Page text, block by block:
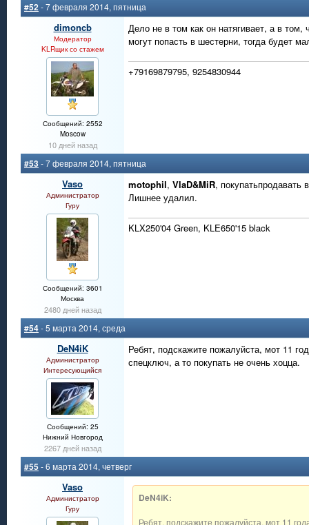
#52- 7 февраля 2014, пятница
dimoncb
Модератор
KLRщик со стажем
Сообщений: 2552
Moscow
10 дней назад
Дело не в том как он натягивает, а в
могут попасть в шестерни, тогда будет
+79169879795, 9254830944
#53- 7 февраля 2014, пятница
Vaso
Администратор
Гуру
Сообщений: 3601
Москва
2480 дней назад
motophil, VlaD&MiR, покупатьпродавать
Лишнее удалил.
KLX250'04 Green, KLE650'15 black
#54- 5 марта 2014, среда
DeN4iK
Администратор
Интересующийся
Сообщений: 25
Нижний Новгород
2267 дней назад
Ребят, подскажите пожалуйста, мот 11
спецключ, а то покупать не очень хоцца.
#55 - 6 марта 2014, четверг
Vaso
Администратор
Гуру
DeN4iK:
Ребят, подскажите пожалуйста, мот 11